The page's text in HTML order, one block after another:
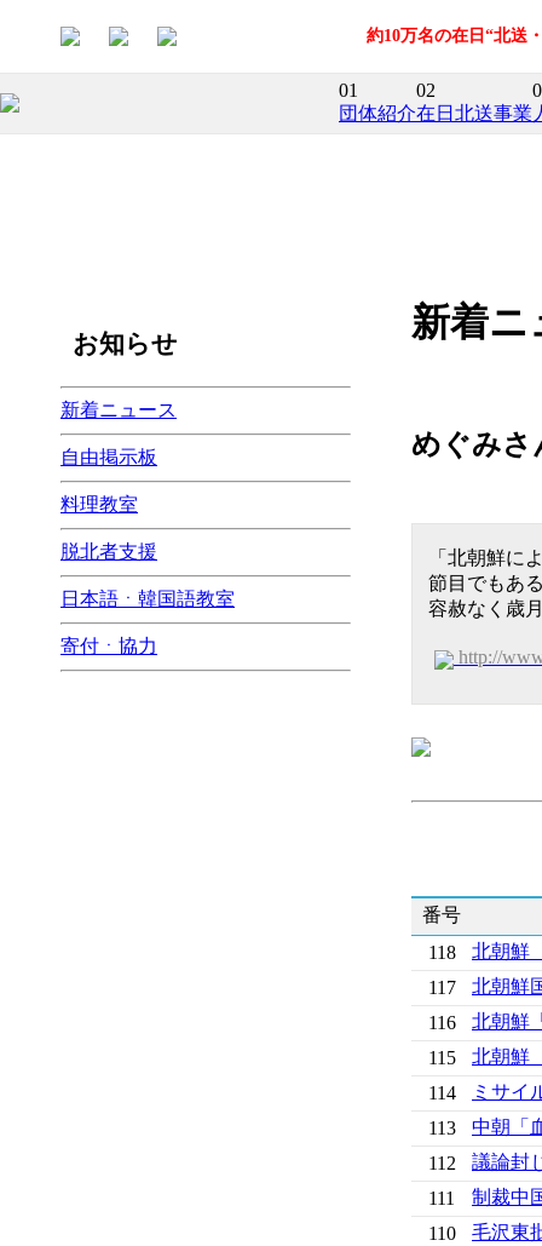
約10万名の在日“北送
01
団体紹介
02
在日北送事業
お知らせ
新着ニュース
自由掲示板
料理教室
脱北者支援
日本語ㆍ韓国語教室
寄付ㆍ協力
新着ニ
めぐみさ
「北朝鮮に
節目でもあ
容赦なく歳
http://
番号
118
北朝鮮
117
北朝鮮
116
北朝鮮
115
北朝鮮
114
ミサイ
113
中朝「
112
議論封
111
制裁中
110
毛沢東